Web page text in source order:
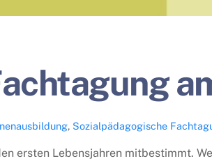
, Sozialpädagogische
ersten Lebensjahren mitbestimmt.